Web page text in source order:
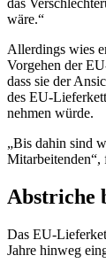
wäre.“
Allerdings wies
Vorgehen der
dass sie der
des EU-
nehmen würde.
„Bis dahin sind
Mitarbeitenden“,
Abstriche
Das EU-
Jahre hinweg